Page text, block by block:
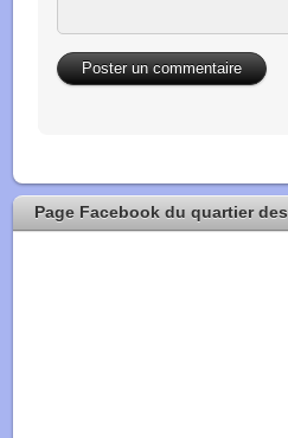
Page Facebook du quartier